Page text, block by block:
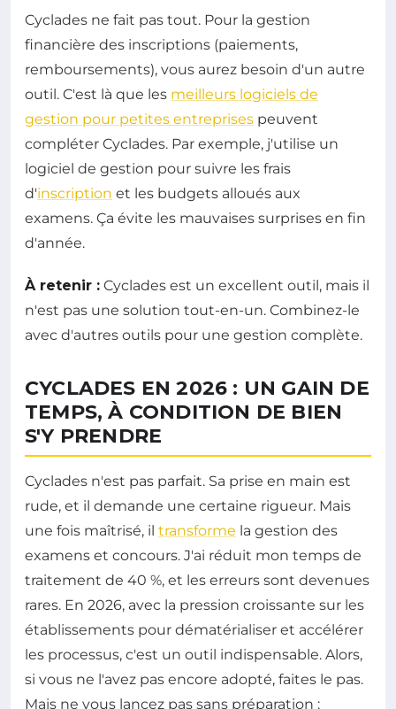
Cyclades ne fait pas tout. Pour la gestion
financière des inscriptions (paiements,
remboursements), vous aurez besoin d'un autre
outil. C'est là que les meilleurs logiciels de
gestion pour petites entreprises peuvent
compléter Cyclades. Par exemple, j'utilise un
logiciel de gestion pour suivre les frais
d'inscription et les budgets alloués aux
examens. Ça évite les mauvaises surprises en fin
d'année.
À retenir : Cyclades est un excellent outil, mais il
n'est pas une solution tout-en-un. Combinez-le
avec d'autres outils pour une gestion complète.
CYCLADES EN 2026 : UN GAIN DE
TEMPS, À CONDITION DE BIEN
S'Y PRENDRE
Cyclades n'est pas parfait. Sa prise en main est
rude, et il demande une certaine rigueur. Mais
une fois maîtrisé, il transforme la gestion des
examens et concours. J'ai réduit mon temps de
traitement de 40 %, et les erreurs sont devenues
rares. En 2026, avec la pression croissante sur les
établissements pour dématérialiser et accélérer
les processus, c'est un outil indispensable. Alors,
si vous ne l'avez pas encore adopté, faites le pas.
Mais ne vous lancez pas sans préparation :